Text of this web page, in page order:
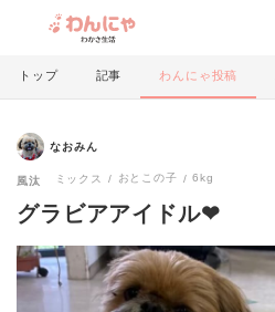
トップ 記事 わんにゃ投稿
なおみん
風汰 ミックス おとこの子 6kg
グラビアアイドル❤